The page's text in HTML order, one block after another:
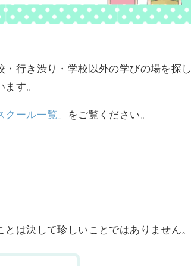
行き渋り・学校以外の学びの場を探し
す。
クール一覧 」をご覧ください。
は決して珍しいことではありません。